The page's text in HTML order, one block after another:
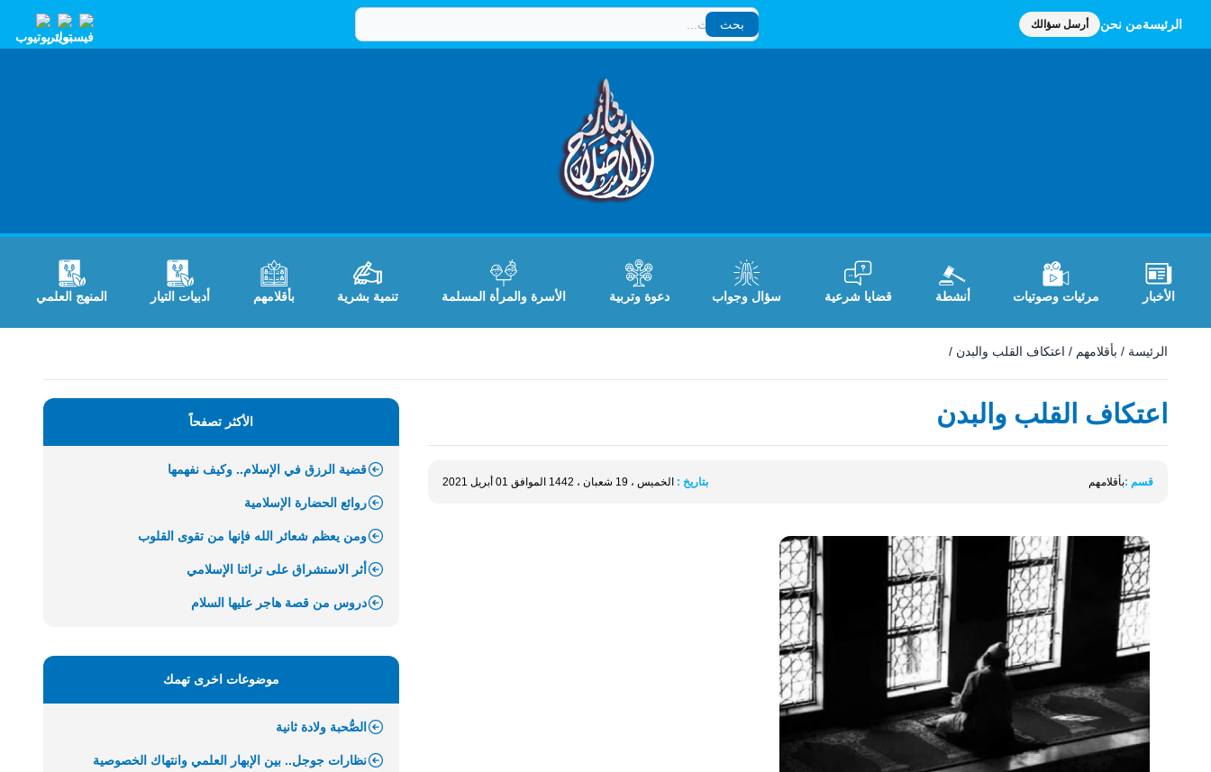
الرئيسةمن نحن أرسل سؤالك
بحث
بحث
الأخبار مرئيات وصوتيات أنشطة قضايا شرعية سؤال وجواب دعوة وتربية الأسرة والمرأة المسلمة تنمية بشرية بأقلامهم أدبيات التيار المنهج العلمي
الرئيسة / بأقلامهم / اعتكاف القلب والبدن /
اعتكاف القلب والبدن
قسم :بأقلامهم بتاريخ : الخميس ، 19 شعبان ، 1442 الموافق 01 أبريل 2021
الأكثر تصفحاً
قضية الرزق في الإسلام.. وكيف نفهمها
روائع الحضارة الإسلامية
ومن يعظم شعائر الله فإنها من تقوى القلوب
أثر الاستشراق على تراثنا الإسلامي
دروس من قصة هاجر عليها السلام
موضوعات اخرى تهمك
الصُّحبة ولادة ثانية
نظارات جوجل.. بين الإبهار العلمي وانتهاك الخصوصية